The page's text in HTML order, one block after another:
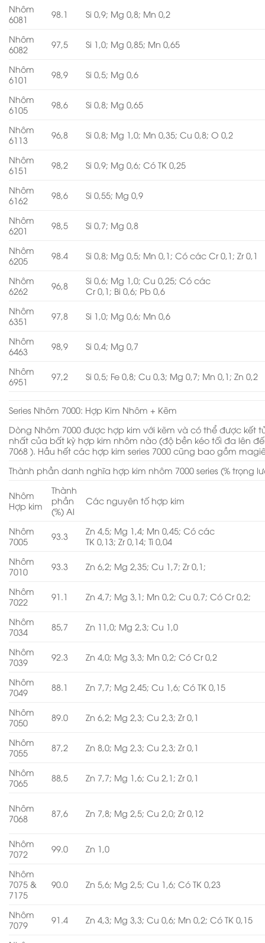
Nhôm
6081
98.1 Si 0,9; Mg 0,8; Mn 0,2
Nhôm
6082
97,5 Si 1,0; Mg 0,85; Mn 0,65
Nhôm
6101
98,9 Si 0,5; Mg 0,6
Nhôm
6105
98,6 Si 0,8; Mg 0,65
Nhôm
6113
96,8 Si 0,8; Mg 1,0; Mn 0,35; Cu 0,8; O 0,2
Nhôm
6151
98,2 Si 0,9; Mg 0,6; Có TK 0,25
Nhôm
6162
98,6 Si 0,55; Mg 0,9
Nhôm
6201
98,5 Si 0,7; Mg 0,8
Nhôm
6205
98.4 Si 0,8; Mg 0,5; Mn 0,1; Có các Cr 0,1; Zr 0,1
Nhôm
6262
96,8
Si 0,6; Mg 1,0; Cu 0,25; Có các
Cr 0,1; Bi 0,6; Pb 0,6
Nhôm
6351
97,8 Si 1,0; Mg 0,6; Mn 0,6
Nhôm
6463
98,9 Si 0,4; Mg 0,7
Nhôm
6951
97,2 Si 0,5; Fe 0,8; Cu 0,3; Mg 0,7; Mn 0,1; Zn 0,2
Series Nhôm 7000: Hợp Kim Nhôm + Kẽm
Dòng Nhôm 7000 được hợp kim với kẽm và có thể được kết
nhất của bất kỳ hợp kim nhôm nào (độ bền kéo tối đa lên
7068 ). Hầu hết các hợp kim series 7000 cũng bao gồm
Thành phần danh nghĩa hợp kim nhôm 7000 series (% trọng
Nhôm
Hợp kim
Thành
phần
(%) Al
Các nguyên tố hợp kim
Nhôm
7005
93.3
Zn 4,5; Mg 1,4; Mn 0,45; Có các
TK 0,13; Zr 0,14; Ti 0,04
Nhôm
7010
93.3 Zn 6,2; Mg 2,35; Cu 1,7; Zr 0,1;
Nhôm
7022
91.1 Zn 4,7; Mg 3,1; Mn 0,2; Cu 0,7; Có Cr 0,2;
Nhôm
7034
85,7 Zn 11,0; Mg 2,3; Cu 1,0
Nhôm
7039
92.3 Zn 4,0; Mg 3,3; Mn 0,2; Có Cr 0,2
Nhôm
7049
88.1 Zn 7,7; Mg 2,45; Cu 1,6; Có TK 0,15
Nhôm
7050
89.0 Zn 6,2; Mg 2,3; Cu 2,3; Zr 0,1
Nhôm
7055
87,2 Zn 8,0; Mg 2,3; Cu 2,3; Zr 0,1
Nhôm
7065
88,5 Zn 7,7; Mg 1,6; Cu 2,1; Zr 0,1
Nhôm
7068
87,6 Zn 7,8; Mg 2,5; Cu 2,0; Zr 0,12
Nhôm
7072
99.0 Zn 1,0
Nhôm
7075 &
7175
90.0 Zn 5,6; Mg 2,5; Cu 1,6; Có TK 0,23
Nhôm
7079
91.4 Zn 4,3; Mg 3,3; Cu 0,6; Mn 0,2; Có TK 0,15